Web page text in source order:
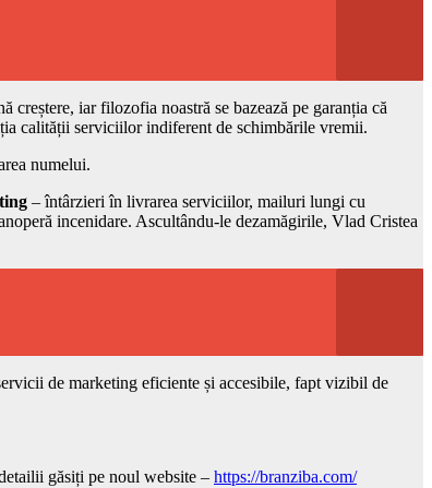
iar filozofia noastră se bazează pe garanția că
calității serviciilor indiferent de schimbările vremii.
numelui.
– întârzieri în livrarea serviciilor, mailuri lungi cu
incenidare. Ascultându-le dezamăgirile, Vlad Cristea
de marketing eficiente și accesibile, fapt vizibil de
găsiți pe noul website – https://branziba.com/